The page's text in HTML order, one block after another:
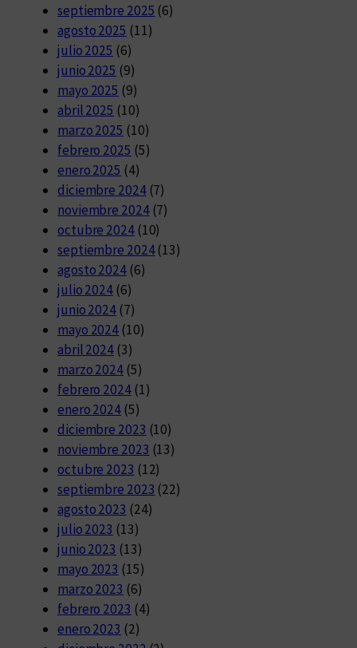
septiembre 2025 (6)
agosto 2025 (11)
julio 2025 (6)
junio 2025 (9)
mayo 2025 (9)
abril 2025 (10)
marzo 2025 (10)
febrero 2025 (5)
enero 2025 (4)
diciembre 2024(7)
noviembre 2024(7)
octubre 2024(10)
septiembre 2024(13)
agosto 2024(6)
julio 2024 (6)
junio 2024 (7)
mayo 2024 (10)
abril 2024 (3)
marzo 2024 (5)
febrero 2024(1)
enero 2024 (5)
diciembre 2023 (10)
noviembre 2023 (13)
octubre 2023 (12)
septiembre 2023 (22)
agosto 2023 (24)
julio 2023 (13)
junio 2023 (13)
mayo 2023 (15)
marzo 2023 (6)
febrero 2023 (4)
enero 2023 (2)